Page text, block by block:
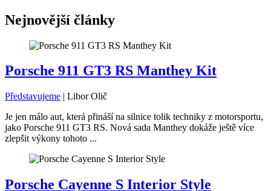
Nejnovější články
Porsche 911 GT3 RS Manthey Kit
Představujeme | Libor Olič
Je jen málo aut, která přináší na silnice tolik techniky z motorsportu,
jako Porsche 911 GT3 RS. Nová sada Manthey dokáže ještě více
zlepšit výkony tohoto ...
Porsche Cayenne S Interior Style